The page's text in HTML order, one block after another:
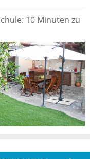
10 Minuten zu